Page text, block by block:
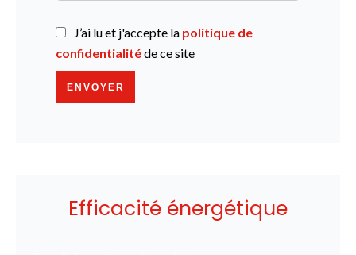
J’ai lu et j'accepte la politique de
confidentialitéde ce site
ENVOYER
Efficacité énergétique